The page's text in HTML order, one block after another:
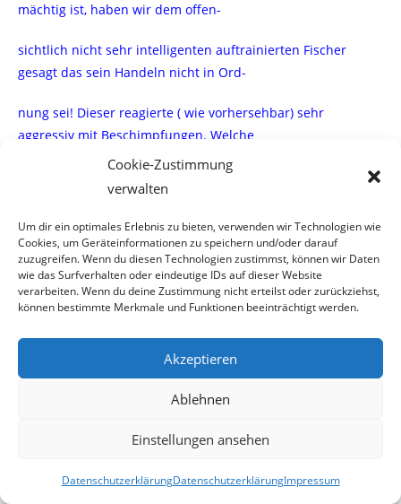
Cookie-Zustimmung
verwalten
Um dir ein optimales Erlebnis zu bieten, verwenden wir Technologien wie
Cookies, um Geräteinformationen zu speichern und/oder darauf
zuzugreifen. Wenn du diesen Technologien zustimmst, können wir Daten
wie das Surfverhalten oder eindeutige IDs auf dieser Website
verarbeiten. Wenn du deine Zustimmung nicht erteilst oder zurückziehst,
können bestimmte Merkmale und Funktionen beeinträchtigt werden.
Akzeptieren
Ablehnen
Einstellungen ansehen
DatenschutzerklärungDatenschutzerklärungImpressum
mächtig ist, haben wir dem offen-
sichtlich nicht sehr intelligenten auftrainierten Fischer
gesagt das sein Handeln nicht in Ord-
nung sei! Dieser reagierte ( wie vorhersehbar) sehr
aggressiv mit Beschimpfungen. Welche
Emotionen solche Situationen auslösen braucht man nicht
näher zu beschreiben.
Danach wurde auch noch eine zweite Montage
herübergefahren…
Abgesehen vom Verstoß gegen sämtliche Regeln entwickelt
fischern, was bei weiteren nicht handeln unweigerlich dazu
persönlich die Zeit in meiner Fischerhütte